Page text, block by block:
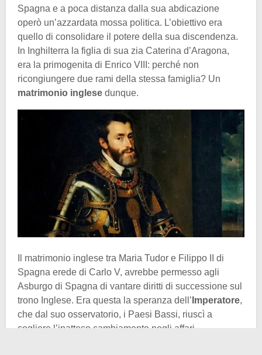
Spagna e a poca distanza dalla sua abdicazione
operò un’azzardata mossa politica. L’obiettivo era
quello di consolidare il potere della sua discendenza.
In Inghilterra la figlia di sua zia Caterina d’Aragona,
era la primogenita di Enrico VIII: perché non
ricongiungere due rami della stessa famiglia? Un
matrimonio inglese dunque.
Il matrimonio inglese tra Maria Tudor e Filippo II di
Spagna erede di Carlo V, avrebbe permesso agli
Asburgo di Spagna di vantare diritti di successione sul
trono Inglese. Era questa la speranza dell’ Imperatore,
che dal suo osservatorio, i Paesi Bassi, riuscì a
cogliere l’inatteso cambiamento negli affari